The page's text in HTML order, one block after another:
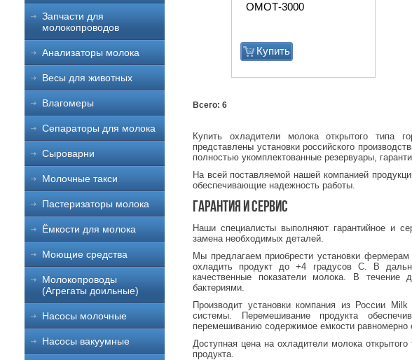
Запчасти для
молокопроводов
Анализаторы молока
Весы для животных
Влагомеры
Сепараторы для молока
Сыроварни
Молочные такси
Пастеризаторы молока
Ёмкости для молока
Моющие средства
Молокопроводы
(Агрегаты доильные)
Насосы молочные
Насосы вакуумные
ОМОТ-3000
Купить
Всего: 6
Купить охладители молока открытого типа
представлены установки российского
полностью укомплектованные резервуары,
На всей поставляемой нашей компанией
обеспечивающие надежность работы.
Гарантия и сервис
Наши специалисты выполняют гарантийное и
замена необходимых деталей.
Мы предлагаем приобрести установки
охладить продукт до +4 градусов С. В
качественные показатели молока. В течение
бактериями.
Производит установки компания из России
системы. Перемешивание продукта
перемешиванию содержимое емкости равномерно
Доступная цена на охладители молока
продукта.